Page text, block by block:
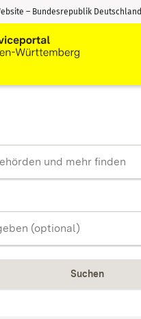
springen
springen
– Bundesrepublik Deutschland
Suchen